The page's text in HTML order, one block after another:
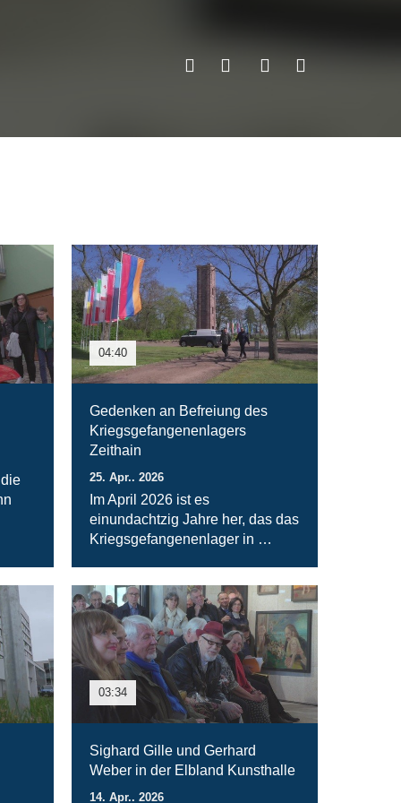
04:40
Gedenken an Befreiung des
Kriegsgefangenenlagers
Zeithain
25. Apr.. 2026
Im April 2026 ist es
einundachtzig Jahre her, das das
Kriegsgefangenenlager in …
03:34
Sighard Gille und Gerhard
Weber in der Elbland Kunsthalle
14. Apr.. 2026